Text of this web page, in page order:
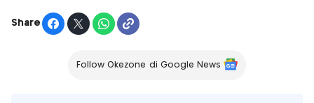
Share
Follow Okezone di Google News